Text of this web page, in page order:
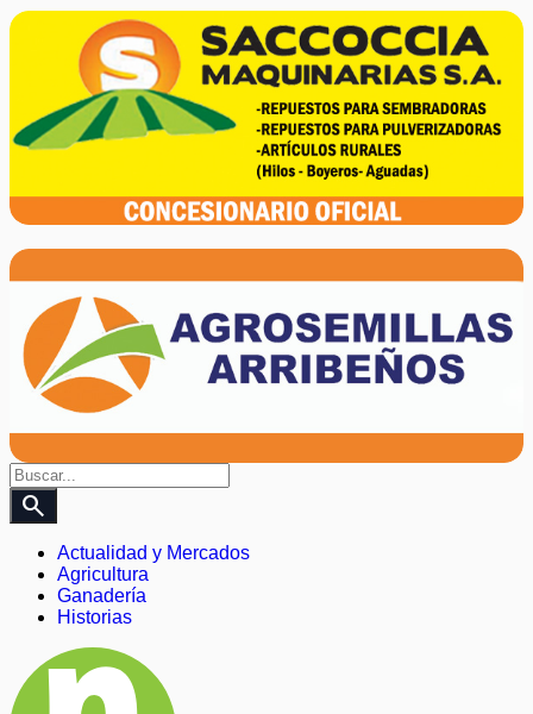
search
Actualidad y Mercados
Agricultura
Ganadería
Historias